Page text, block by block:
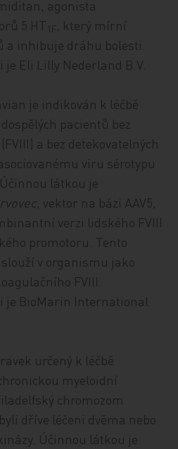
agonista
5 HT 1F
, který mírní
a inhibuje dráhu bolesti.
Eli Lilly Nederland B.V.
je indikován k léčbě
pacientů bez
a bez detekovatelných
viru sérotypu
Účinnou látkou je
vektor na bázi AAV5,
verzi lidského FVIII
promotoru Tento
v organismu jako
FVIII.
je BioMarin International
určený k léčbě
myeloidní
chromozom
dříve léčeni dvěma nebo
Účinnou látkou je